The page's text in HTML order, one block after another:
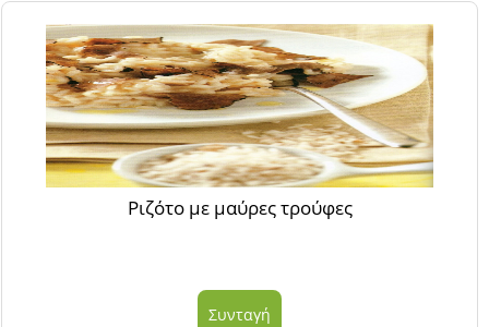
Ριζότο με μαύρες τρούφες
Συνταγή